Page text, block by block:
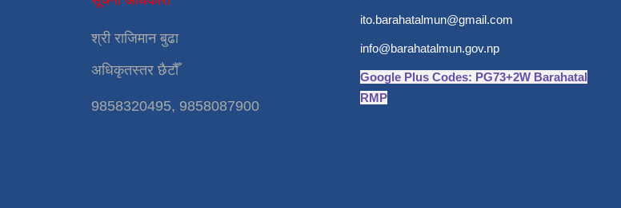
श्री राजिमान बुढा
अधिकृतस्तर छैटौँ
9858320495, 9858087900
ito.barahatalmun@gmail.com
info@barahatalmun.gov.np
Google Plus Codes: PG73+2W Barahatal
RMP